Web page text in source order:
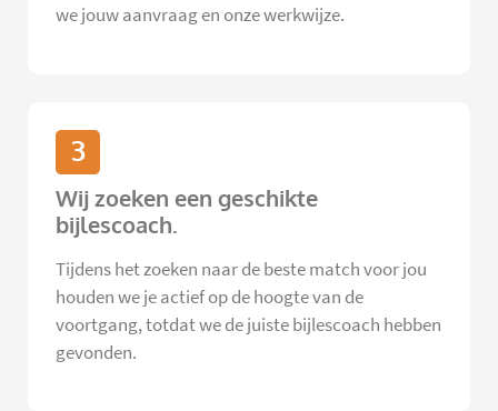
we jouw aanvraag en onze werkwijze.
3
Wij zoeken een geschikte
bijlescoach.
Tijdens het zoeken naar de beste match voor jou
houden we je actief op de hoogte van de
voortgang, totdat we de juiste bijlescoach hebben
gevonden.